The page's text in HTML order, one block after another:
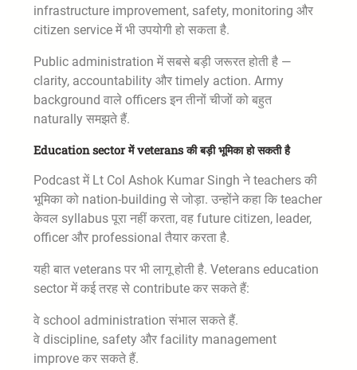
infrastructure improvement, safety, monitoring और
citizen service में भी उपयोगी हो सकता है.
Public administration में सबसे बड़ी जरूरत होती है —
clarity, accountability और timely action. Army
background वाले officers इन तीनों चीजों को बहुत
naturally समझते हैं.
Education sector में veterans की बड़ी भूमिका हो सकती है
Podcast में Lt Col Ashok Kumar Singh ने teachers की
भूमिका को nation-building से जोड़ा. उन्होंने कहा कि teacher
केवल syllabus पूरा नहीं करता, वह future citizen, leader,
officer और professional तैयार करता है.
यही बात veterans पर भी लागू होती है. Veterans education
sector में कई तरह से contribute कर सकते हैं:
वे school administration संभाल सकते हैं.
वे discipline, safety और facility management
improve कर सकते हैं.